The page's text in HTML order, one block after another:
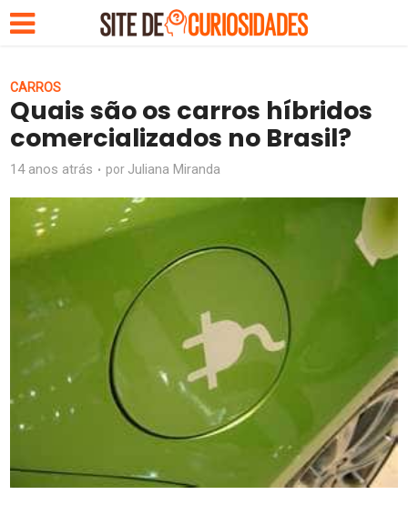
CARROS
Quais são os carros híbridos
comercializados no Brasil?
14 anos atrás por Juliana Miranda